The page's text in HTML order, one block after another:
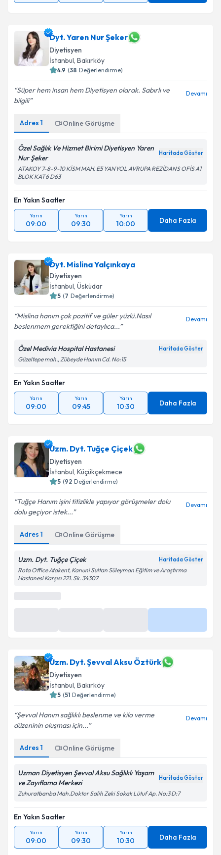
Dyt. Yaren Nur Şeker
Diyetisyen
İstanbul, Bakırköy
4.9 (38 Değerlendirme)
Süper hem insan hem Diyetisyen olarak. Sabırlı ve
bilgili
Devamı
Adres 1 Online Görüşme
Özel Sağlık Ve Hizmet Birimi Diyetisyen Yaren
Nur Şeker
Haritada Göster
ATAKOY 7-8-9-10 KİSM MAH. E5 YANYOL AVRUPA REZİDANS OFİS A1
BLOK KAT6 D63
En Yakın Saatler
Yarın
09:00
Yarın
09:30
Yarın
10:00 Daha Fazla
Dyt. Mislina Yalçınkaya
Diyetisyen
İstanbul, Üsküdar
5 (7 Değerlendirme)
Mislina hanım çok pozitif ve güler yüzlü.Nasıl
beslenmem gerektiğini detaylıca...
Devamı
Özel Medivia Hospital Hastanesi Haritada Göster
Güzeltepe mah., Zübeyde Hanım Cd. No:15
En Yakın Saatler
Yarın
09:00
Yarın
09:45
Yarın
10:30 Daha Fazla
Uzm. Dyt. Tuğçe Çiçek
Diyetisyen
İstanbul, Küçükçekmece
5 (92 Değerlendirme)
Tuğçe Hanım işini titizlikle yapıyor görüşmeler dolu
dolu geçiyor istek...
Devamı
Adres 1 Online Görüşme
Uzm. Dyt. Tuğçe Çiçek Haritada Göster
Rota Office Atakent, Kanuni Sultan Süleyman Eğitim ve Araştırma
Hastanesi Karşısı 221. Sk. 34307
Uzm. Dyt. Şevval Aksu Öztürk
Diyetisyen
İstanbul, Bakırköy
5 (51 Değerlendirme)
Şevval Hanım sağlıklı beslenme ve kilo verme
düzeninin oluşması için...
Devamı
Adres 1 Online Görüşme
Uzman Diyetisyen Şevval Aksu Sağlıklı Yaşam
ve Zayıflama Merkezi
Haritada Göster
Zuhuratbanba Mah.Doktor Salih Zeki Sokak Lütuf Ap. No:3 D:7
En Yakın Saatler
Yarın
09:00
Yarın
09:30
Yarın
10:30 Daha Fazla